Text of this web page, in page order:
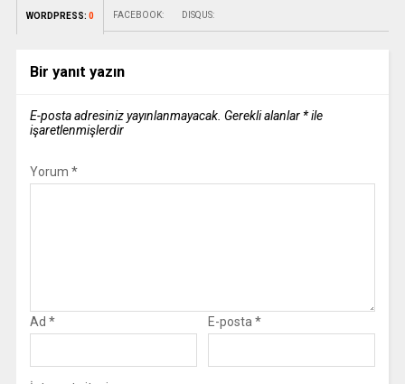
WORDPRESS: 0 FACEBOOK: DISQUS:
Bir yanıt yazın
E-posta adresiniz yayınlanmayacak. Gerekli alanlar *ile
işaretlenmişlerdir
Yorum *
Ad * E-posta *